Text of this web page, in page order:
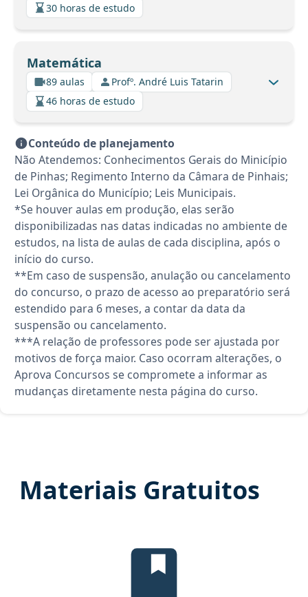
30 horas de estudo
Matemática
89 aulas
Profº. André Luis Tatarin
46 horas de estudo
Conteúdo de planejamento
Não Atendemos: Conhecimentos Gerais do Minicípio
de Pinhas; Regimento Interno da Câmara de Pinhais;
Lei Orgânica do Município; Leis Municipais.
*Se houver aulas em produção, elas serão
disponibilizadas nas datas indicadas no ambiente de
estudos, na lista de aulas de cada disciplina, após o
início do curso.
**Em caso de suspensão, anulação ou cancelamento
do concurso, o prazo de acesso ao preparatório será
estendido para 6 meses, a contar da data da
suspensão ou cancelamento.
***A relação de professores pode ser ajustada por
motivos de força maior. Caso ocorram alterações, o
Aprova Concursos se compromete a informar as
mudanças diretamente nesta página do curso.
Materiais Gratuitos
Edital Verticalizado, material